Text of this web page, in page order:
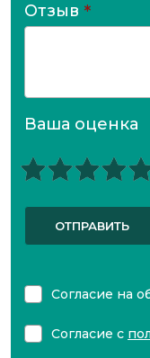
Отзыв *
Ваша оценка
ОТПРАВИТЬ
Согласие на
Согласие с